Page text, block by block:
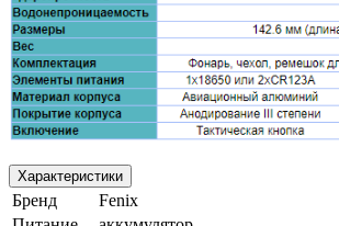
Характеристики
Бренд
Fenix